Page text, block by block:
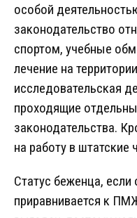
особой
законодательство
спортом, учебные
лечение на
исследовательская
проходящие
законодательства.
на работу в штатские
Статус беженца, если
приравнивается к